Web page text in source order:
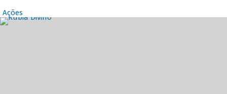
Ações
Destaques